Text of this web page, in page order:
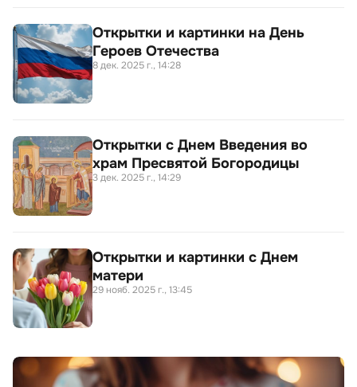
Открытки и картинки на День
Героев Отечества
8 дек. 2025 г., 14:28
Открытки с Днем Введения во
храм Пресвятой Богородицы
3 дек. 2025 г., 14:29
Открытки и картинки с Днем
матери
29 нояб. 2025 г., 13:45